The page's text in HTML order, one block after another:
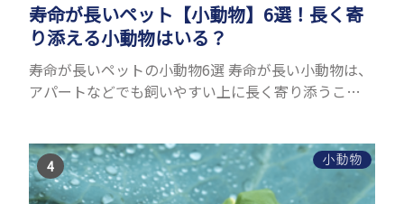
寿命が長いペット【小動物】6選！長く寄
り添える小動物はいる？
寿命が長いペットの小動物6選 寿命が長い小動物は、
アパートなどでも飼いやすい上に長く寄り添うこと
育のポイ...
小動物